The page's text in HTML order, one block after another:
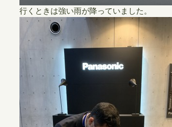
行くときは強い雨が降っていました。